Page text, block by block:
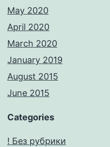
May 2020
April 2020
March 2020
January 2019
August 2015
June 2015
Categories
! Без рубрики